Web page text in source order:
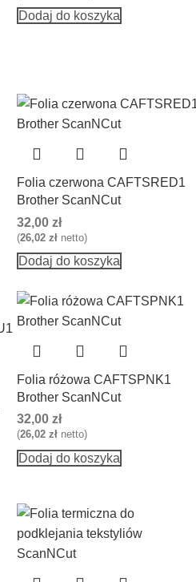
Dodaj do koszyka
Folia czerwona CAFTSRED1
Brother ScanNCut
32,00 zł
(26,02 zł netto)
Dodaj do koszyka
Folia różowa CAFTSPNK1
Brother ScanNCut
32,00 zł
(26,02 zł netto)
Dodaj do koszyka